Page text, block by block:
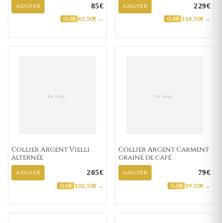
AJOUTER 85€
CLUB 42,50€ →
AJOUTER 229€
CLUB 114,50€ →
Collier Argent Vielli
alternée
AJOUTER 205€
CLUB 102,50€ →
Collier Argent Carment
graine de café
AJOUTER 79€
CLUB 39,50€ →